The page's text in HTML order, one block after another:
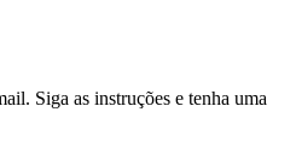
Siga as instruções e tenha uma